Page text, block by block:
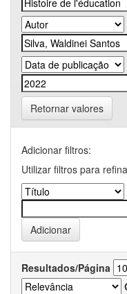
Retornar valores
Adicionar filtros:
Utilizar filtros para
Resultados/Página